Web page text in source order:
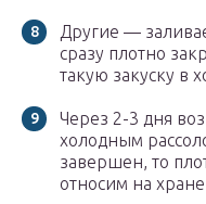
Другие —
сразу плотно
такую закуску в
Через 2-3 дня
холодным
завершен, то
относим на